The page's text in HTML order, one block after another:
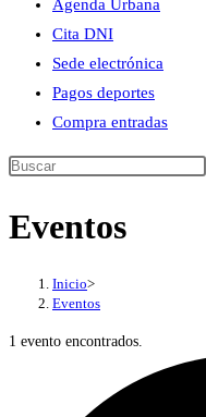
Agenda Urbana
Cita DNI
Sede electrónica
Pagos deportes
Compra entradas
Buscar
esta
Eventos
Inicio>
Eventos
1 evento encontrados.